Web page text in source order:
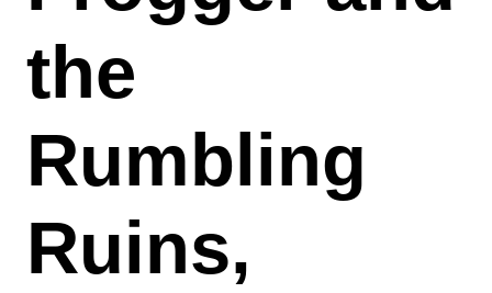
the
Rumbling
Ruins,